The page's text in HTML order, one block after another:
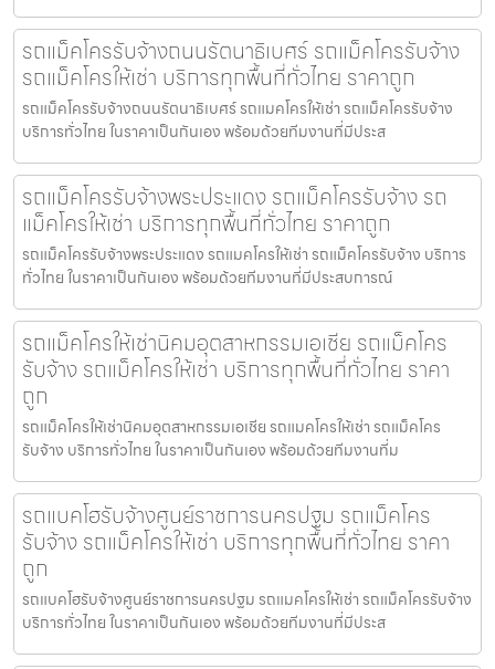
รถแม็คโครรับจ้างถนนรัตนาธิเบศร์ รถแม็คโครรับจ้าง
รถแม็คโครให้เช่า บริการทุกพื้นที่ทั่วไทย ราคาถูก
รถแม็คโครรับจ้างถนนรัตนาธิเบศร์ รถแมคโครให้เช่า รถแม็คโครรับจ้าง
บริการทั่วไทย ในราคาเป็นกันเอง พร้อมด้วยทีมงานที่มีประส
รถแม็คโครรับจ้างพระประแดง รถแม็คโครรับจ้าง รถ
แม็คโครให้เช่า บริการทุกพื้นที่ทั่วไทย ราคาถูก
รถแม็คโครรับจ้างพระประแดง รถแมคโครให้เช่า รถแม็คโครรับจ้าง บริการ
ทั่วไทย ในราคาเป็นกันเอง พร้อมด้วยทีมงานที่มีประสบการณ์
รถแม็คโครให้เช่านิคมอุตสาหกรรมเอเชีย รถแม็คโคร
รับจ้าง รถแม็คโครให้เช่า บริการทุกพื้นที่ทั่วไทย ราคา
ถูก
รถแม็คโครให้เช่านิคมอุตสาหกรรมเอเชีย รถแมคโครให้เช่า รถแม็คโคร
รับจ้าง บริการทั่วไทย ในราคาเป็นกันเอง พร้อมด้วยทีมงานที่ม
รถแบคโฮรับจ้างศูนย์ราชการนครปฐม รถแม็คโคร
รับจ้าง รถแม็คโครให้เช่า บริการทุกพื้นที่ทั่วไทย ราคา
ถูก
รถแบคโฮรับจ้างศูนย์ราชการนครปฐม รถแมคโครให้เช่า รถแม็คโครรับจ้าง
บริการทั่วไทย ในราคาเป็นกันเอง พร้อมด้วยทีมงานที่มีประส